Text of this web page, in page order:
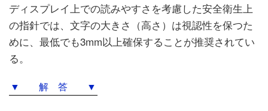
ディスプレイ上での読みやすさを考慮した安全衛生上
の指針では、文字の大きさ（高さ）は視認性を保つた
めに、最低でも3mm以上確保することが推奨されてい
る。
▼ 解 答 ▼